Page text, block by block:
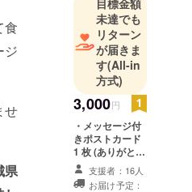
食
ジ
せ
県
経験から、
施設をつく
りたいとい
う想いが生
まれ、昨年
の春、NPO
法人を設立
しました。
父と話し
合い、実家
を施設にす
目標金額
未達でも
リターン
が届きま
す(All-in
方式)
3,000円
・メッセージ付
きポストカード
1 枚 (ありがとう
の気持ちを込め
て。ハスノ実や
支援者：16人
お届け予定：